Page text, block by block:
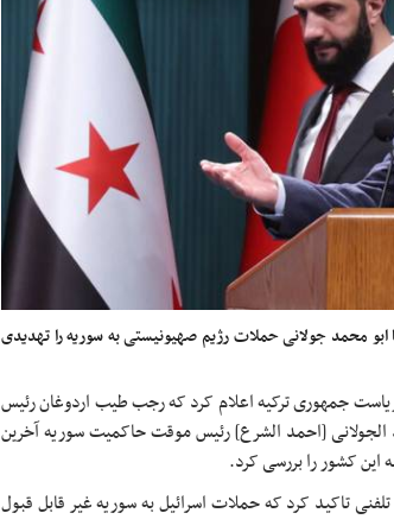
محمد جولانی حملات رژیم صهیونیستی به سوریه را تهدیدی
ریاست جمهوری ترکیه اعلام کرد که رجبطیباردوغان رئیس
الجولانی[احمد الشرع] رئیس موقت حاکمیت سوریه آخرین
کشور را بررسی کرد.
تاکید کرد که حملات اسرائیل به سوریه غیر قابل قبول